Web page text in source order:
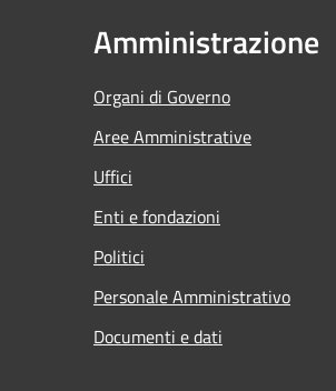
Amministrazione
Organi di Governo
Aree Amministrative
Uffici
Enti e fondazioni
Politici
Personale Amministrativo
Documenti e dati